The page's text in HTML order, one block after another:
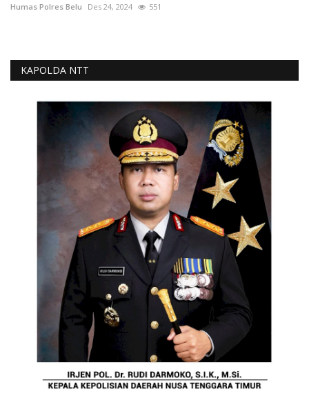
Humas Polres Belu Des 24, 2024 551
KAPOLDA NTT